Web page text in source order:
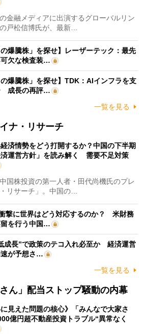
金融メディアに出演するグローバルリン
戸松信博氏が、最新…
の爆騰株」を探せ】レーザーテック：最先
欠な検査装…
の爆騰株」を探せ】TDK：AIインフラを支
成長の再評…
一覧を見る
ナ・リサーチ
済情勢をどう打開するか？中国の下半期
運営方針」を読み解く 需要不足対策
国株投資の第一人者・田代尚機氏のプレ
リサーチ」。中国の…
撃に世界はどう対応するのか？ 米財務
を行う中国…
成長”で政策のテコ入れ必至か 経済運営
速が予想さ…
一覧を見る
ん」配当ストップ騒動の内幕
に見えた問題の核心》「みんなで大家さ
億円超不動産投資トラブル“異常なく